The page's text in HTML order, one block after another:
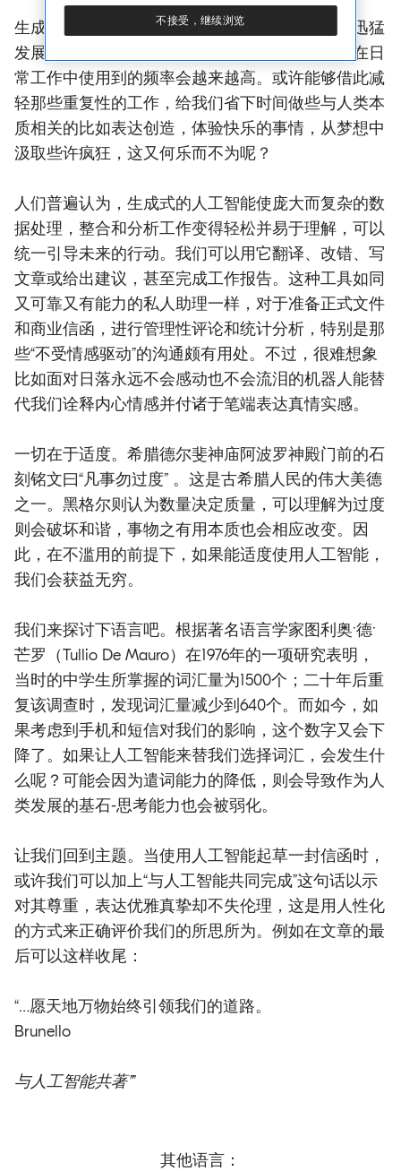
生成式的人工智能是时下的创新发明，很可能会迅猛
发展并普及起来。如同其他技术领域一样，我们在日
常工作中使用到的频率会越来越高。或许能够借此减
轻那些重复性的工作，给我们省下时间做些与人类本
质相关的比如表达创造，体验快乐的事情，从梦想中
汲取些许疯狂，这又何乐而不为呢？
人们普遍认为，生成式的人工智能使庞大而复杂的数
据处理，整合和分析工作变得轻松并易于理解，可以
统一引导未来的行动。我们可以用它翻译、改错、写
文章或给出建议，甚至完成工作报告。这种工具如同
又可靠又有能力的私人助理一样，对于准备正式文件
和商业信函，进行管理性评论和统计分析，特别是那
些“不受情感驱动”的沟通颇有用处。不过，很难想象
比如面对日落永远不会感动也不会流泪的机器人能替
代我们诠释内心情感并付诸于笔端表达真情实感。
一切在于适度。希腊德尔斐神庙阿波罗神殿门前的石
刻铭文曰“凡事勿过度” 。这是古希腊人民的伟大美德
之一。黑格尔则认为数量决定质量，可以理解为过度
则会破坏和谐，事物之有用本质也会相应改变。因
此，在不滥用的前提下，如果能适度使用人工智能，
我们会获益无穷。
我们来探讨下语言吧。根据著名语言学家图利奥·德·
芒罗（Tullio De Mauro）在1976年的一项研究表明，
当时的中学生所掌握的词汇量为1500个；二十年后重
复该调查时，发现词汇量减少到640个。而如今，如
果考虑到手机和短信对我们的影响，这个数字又会下
降了。如果让人工智能来替我们选择词汇，会发生什
么呢？可能会因为遣词能力的降低，则会导致作为人
类发展的基石-思考能力也会被弱化。
让我们回到主题。当使用人工智能起草一封信函时，
或许我们可以加上“与人工智能共同完成”这句话以示
对其尊重，表达优雅真挚却不失伦理，这是用人性化
的方式来正确评价我们的所思所为。例如在文章的最
后可以这样收尾：
“…愿天地万物始终引领我们的道路。
Brunello
与人工智能共著””
其他语言：
不接受，继续浏览